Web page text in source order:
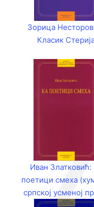
Зорица
Класик
Иван Златковић:
поетици смеха
српској усменој